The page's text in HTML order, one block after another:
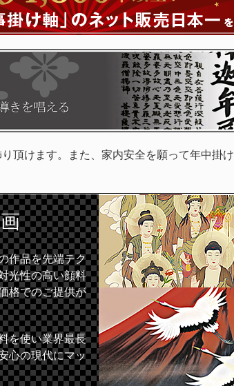
頂けます。また、家内安全を願って年中掛
作品を先端テク
光性の高い顔料
格でのご提供が
を使い業界最長
心の現代にマッ